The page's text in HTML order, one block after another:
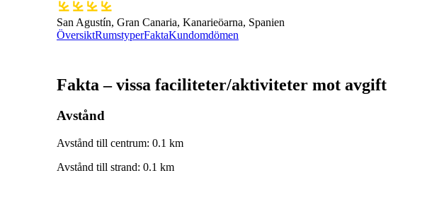
San Agustín, Gran Canaria, Kanarieöarna, Spanien
ÖversiktRumstyperFaktaKundomdömen
Fakta – vissa faciliteter/aktiviteter mot avgift
Avstånd
Avstånd till centrum: 0.1 km
Avstånd till strand: 0.1 km